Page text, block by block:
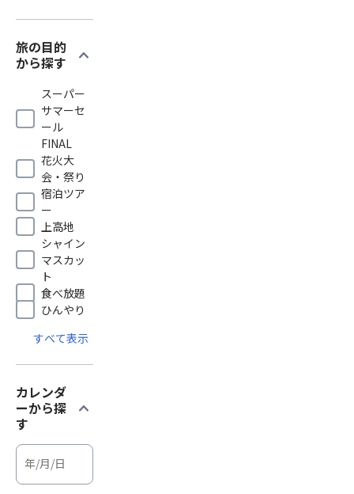
旅の目的
から探す
expand_more
スーパー
サマーセ
ール
FINAL
花火大
会・祭り
宿泊ツア
ー
上高地
シャイン
マスカッ
ト
食べ放題
ひんやり
すべて表示
カレンダ
ーから探
す
expand_more